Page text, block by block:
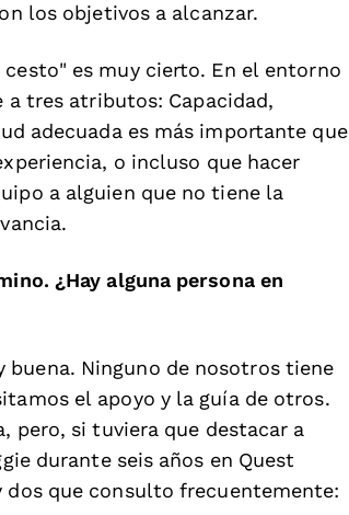
los objetivos a alcanzar.
es muy cierto. En el entorno
a tres atributos: Capacidad,
adecuada es más importante que
o incluso que hacer
a alguien que no tiene la
¿Hay alguna persona en
buena. Ninguno de nosotros tiene
el apoyo y la guía de otros.
pero, si tuviera que destacar a
durante seis años en Quest
dos que consulto frecuentemente: